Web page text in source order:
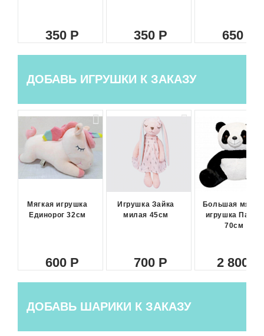
350 350 650
ДОБАВЬ ИГРУШКИ К ЗАКАЗУ
Мягкая игрушка
Единорог 32см
600
Игрушка Зайка
милая 45см
700
Большая
игрушка Панда
70см
2 800
ДОБАВЬ ШАРИКИ К ЗАКАЗУ